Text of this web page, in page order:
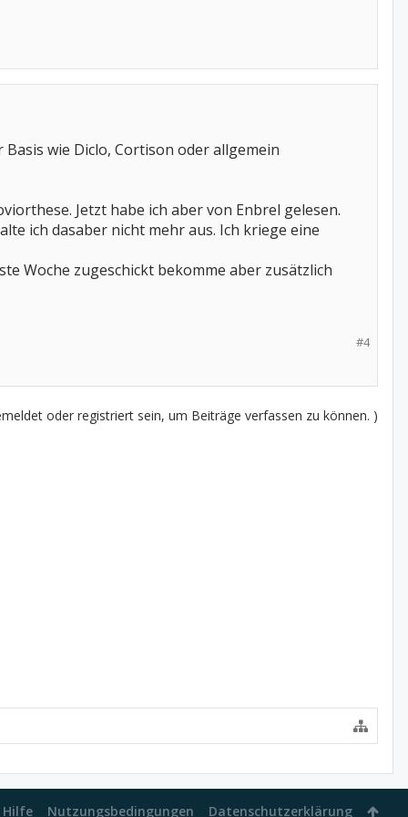
wie Diclo, Cortison oder allgemein
Jetzt habe ich aber von Enbrel gelesen.
ich dasaber nicht mehr aus. Ich kriege eine
Woche zugeschickt bekomme aber zusätzlich
#4
oder registriert sein, um Beiträge verfassen zu können. )
Hilfe Nutzungsbedingungen Datenschutzerklärung